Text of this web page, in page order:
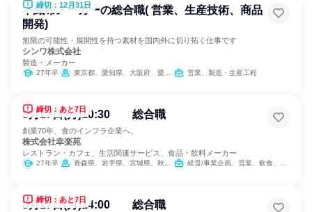
締切：12月31日
不織布メーカーの総合職( 営業、生産技術、商品
開発)
無限の可能性・展開性を持つ素材を国内外に切り拓く仕事です
シンワ株式会社
製造・メーカー
27年卒 東京都、愛知県、大阪府、愛媛県、福岡県 営業、製造・生産工程
締切：あと7日
8月17日(月)10:30 総合職
創業70年、食のインフラ企業へ。
株式会社幸楽苑
レストラン・カフェ、生活関連サービス、食品・飲料メーカー
27年卒 青森県、岩手県、宮城県、秋田県、山形県、福島県、茨城県、栃木県、群馬県、埼玉県、千葉県、東京都、神奈川県、新潟県、山梨県、長野県、静岡県 経営/事業企画、営業、飲食、小売販売/流通、製造・生産工程、SCM/生産管理/購買/物流、人事、広報/IR、商品企画、マーケティング・広告・宣伝、カスタマーサクセス
締切：あと7日
8月17日(月)14:00 総合職